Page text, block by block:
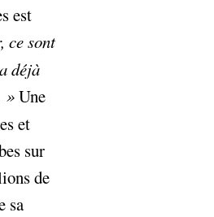
est
ce sont
déjà
»Une
et
sur
de
sa